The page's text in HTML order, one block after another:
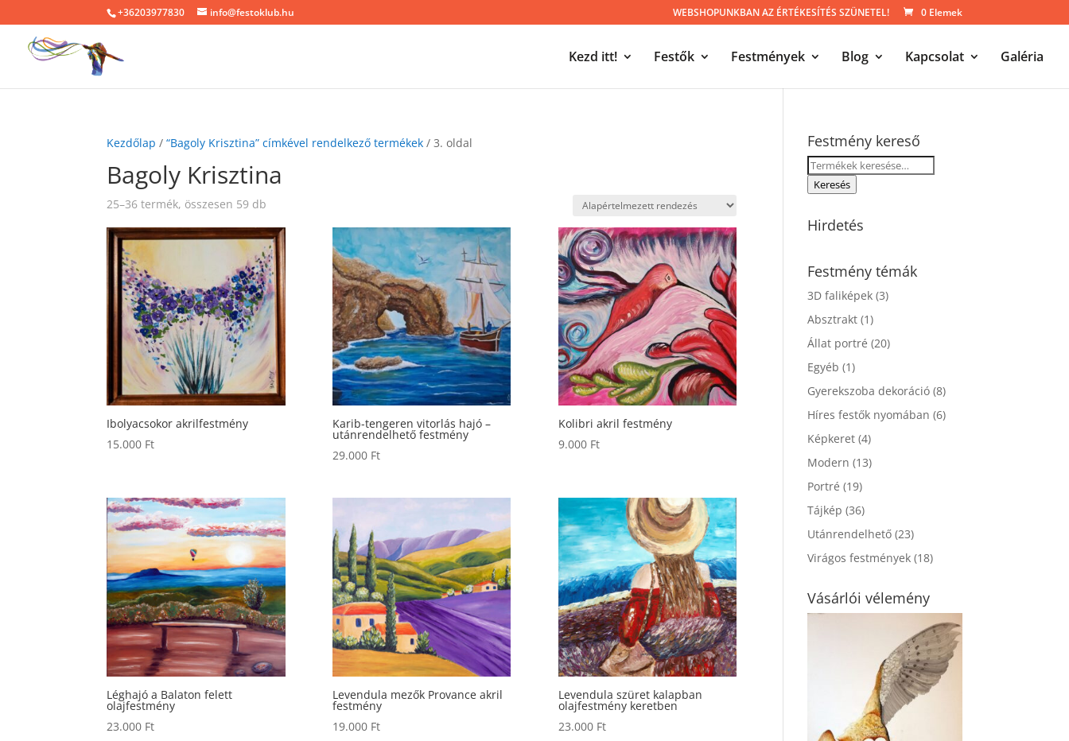
+36203977830 info@festoklub.hu WEBSHOPUNKBAN AZ ÉRTÉKESÍTÉS SZÜNETEL! 0 Elemek
Kezd itt! Festők Festmények Blog Kapcsolat Galéria
Kezdőlap /“Bagoly Krisztina” címkével rendelkező termékek / 3. oldal
Bagoly Krisztina
25–36 termék, összesen 59 db
Ibolyacsokor akrilfestmény
15.000 Ft
Karib-tengeren vitorlás hajó –
utánrendelhető festmény
29.000 Ft
Kolibri akril festmény
9.000 Ft
Léghajó a Balaton felett
olajfestmény
23.000 Ft
Levendula mezők Provance akril
festmény
19.000 Ft
Levendula szüret kalapban
olajfestmény keretben
23.000 Ft
Festmény kereső
Keresés
a Keresés
Hirdetés
Festmény témák
3D faliképek (3)
Absztrakt (1)
Állat portré (20)
Egyéb (1)
Gyerekszoba dekoráció (8)
Híres festők nyomában (6)
Képkeret (4)
Modern (13)
Portré (19)
Tájkép (36)
Utánrendelhető (23)
Virágos festmények (18)
Vásárlói vélemény